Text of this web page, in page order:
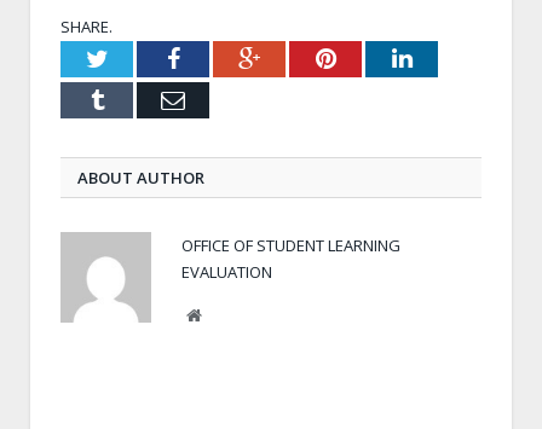
SHARE.
TwitterFacebookGoogle+PinterestLinkedIn
Tumblr Email
ABOUT AUTHOR
OFFICE OF STUDENT LEARNING
EVALUATION
Website